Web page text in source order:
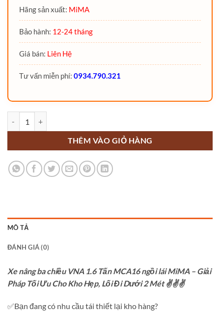
Hãng sản xuất: MiMA
Bảo hành: 12-24 tháng
Giá bán: Liên Hệ
Tư vấn miễn phí: 0934.790.321
THÊM VÀO GIỎ HÀNG
MÔ TẢ
ĐÁNH GIÁ (0)
Xe nâng ba chiều VNA 1.6 Tấn MCA16 ngồi lái MiMA – Giải
Pháp Tối Ưu Cho Kho Hẹp, Lối Đi Dưới 2 Mét✌✌✌
✅Bạn đang có nhu cầu tái thiết lại kho hàng?